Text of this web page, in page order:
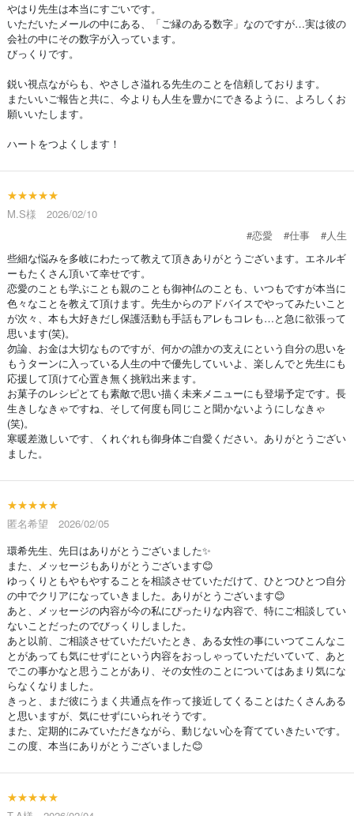
やはり先生は本当にすごいです。
いただいたメールの中にある、「ご縁のある数字」なのですが…実は彼の
会社の中にその数字が入っています。
びっくりです。
鋭い視点ながらも、やさしさ溢れる先生のことを信頼しております。
またいいご報告と共に、今よりも人生を豊かにできるように、よろしくお
願いいたします。
ハートをつよくします！
★★★★★
M.S様 2026/02/10
#恋愛
#仕事
#人生
些細な悩みを多岐にわたって教えて頂きありがとうございます。エネルギ
ーもたくさん頂いて幸せです。
恋愛のことも学ぶことも親のことも御神仏のことも、いつもですが本当に
色々なことを教えて頂けます。先生からのアドバイスでやってみたいこと
が次々、本も大好きだし保護活動も手話もアレもコレも…と急に欲張って
思います(笑)。
勿論、お金は大切なものですが、何かの誰かの支えにという自分の思いを
もうターンに入っている人生の中で優先していいよ、楽しんでと先生にも
応援して頂けて心置き無く挑戦出来ます。
お菓子のレシピとても素敵で思い描く未来メニューにも登場予定です。長
生きしなきゃですね、そして何度も同じこと聞かないようにしなきゃ
(笑)。
寒暖差激しいです、くれぐれも御身体ご自愛ください。ありがとうござい
ました。
★★★★★
匿名希望 2026/02/05
環希先生、先日はありがとうございました✨
また、メッセージもありがとうございます😊
ゆっくりともやもやすることを相談させていただけて、ひとつひとつ自分
の中でクリアになっていきました。ありがとうございます😊
あと、メッセージの内容が今の私にぴったりな内容で、特にご相談してい
ないことだったのでびっくりしました。
あと以前、ご相談させていただいたとき、ある女性の事にいつてこんなこ
とがあっても気にせずにという内容をおっしゃっていただいていて、あと
でこの事かなと思うことがあり、その女性のことについてはあまり気にな
らなくなりました。
きっと、まだ彼にうまく共通点を作って接近してくることはたくさんある
と思いますが、気にせずにいられそうです。
また、定期的にみていただきながら、動じない心を育てていきたいです。
この度、本当にありがとうございました😊
★★★★★